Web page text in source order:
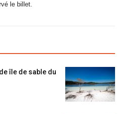
le billet.
île de sable du